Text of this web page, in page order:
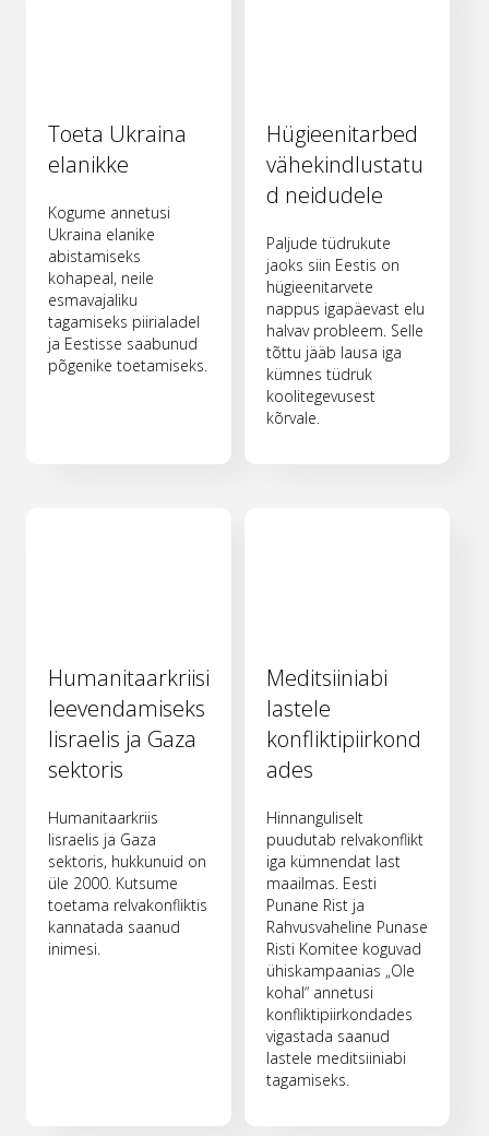
Toeta Ukraina
elanikke
Kogume annetusi
Ukraina elanike
abistamiseks
kohapeal, neile
esmavajaliku
tagamiseks piirialadel
ja Eestisse saabunud
põgenike toetamiseks.
Hügieenitarbed
vähekindlustatu
d neidudele
Paljude tüdrukute
jaoks siin Eestis on
hügieenitarvete
nappus igapäevast elu
halvav probleem. Selle
tõttu jääb lausa iga
kümnes tüdruk
koolitegevusest
kõrvale.
Humanitaarkriisi
leevendamiseks
Iisraelis ja Gaza
sektoris
Humanitaarkriis
Iisraelis ja Gaza
sektoris, hukkunuid on
üle 2000. Kutsume
toetama relvakonfliktis
kannatada saanud
inimesi.
Meditsiiniabi
lastele
konfliktipiirkond
ades
Hinnanguliselt
puudutab relvakonflikt
iga kümnendat last
maailmas. Eesti
Punane Rist ja
Rahvusvaheline Punase
Risti Komitee koguvad
ühiskampaanias „Ole
kohal“ annetusi
konfliktipiirkondades
vigastada saanud
lastele meditsiiniabi
tagamiseks.